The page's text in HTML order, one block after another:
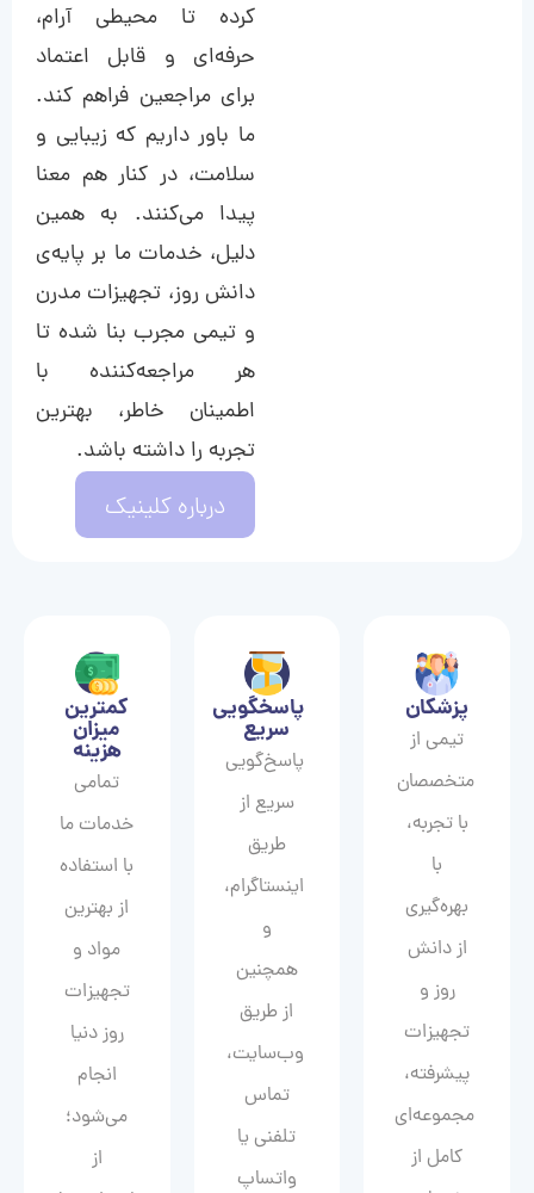
کرده تا محیطی آرام،
حرفه‌ای و قابل اعتماد
برای مراجعین فراهم کند.
ما باور داریم که زیبایی و
سلامت، در کنار هم معنا
پیدا می‌کنند. به همین
دلیل، خدمات ما بر پایه‌ی
دانش روز، تجهیزات مدرن
و تیمی مجرب بنا شده تا
هر مراجعه‌کننده با
اطمینان خاطر، بهترین
تجربه را داشته باشد.
درباره کلینیک
پزشکان
تیمی از
متخصصان
با تجربه،
با
بهره‌گیری
از دانش
روز و
تجهیزات
پیشرفته،
مجموعه‌ای
کامل از
پاسخگویی
سریع
پاسخ‌گویی
سریع از
طریق
اینستاگرام،
و
همچنین
از طریق
وب‌سایت،
تماس
تلفنی یا
واتساپ
کمترین
میزان
هزینه
تمامی
خدمات ما
با استفاده
از بهترین
مواد و
تجهیزات
روز دنیا
انجام
می‌شود؛
از